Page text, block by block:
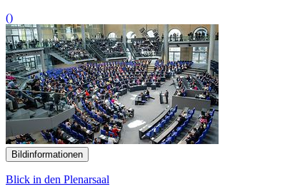
()
Bildinformationen
Blick in den Plenarsaal